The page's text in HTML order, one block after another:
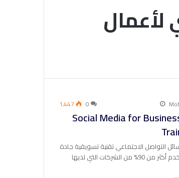
لأعمال
0 1٬447
Social Media for
التواصل الاجتماعي تقنية تسويقية جادة
للأعمال، حيث يستخدم أكثر من 90% من الشركات التي لديها